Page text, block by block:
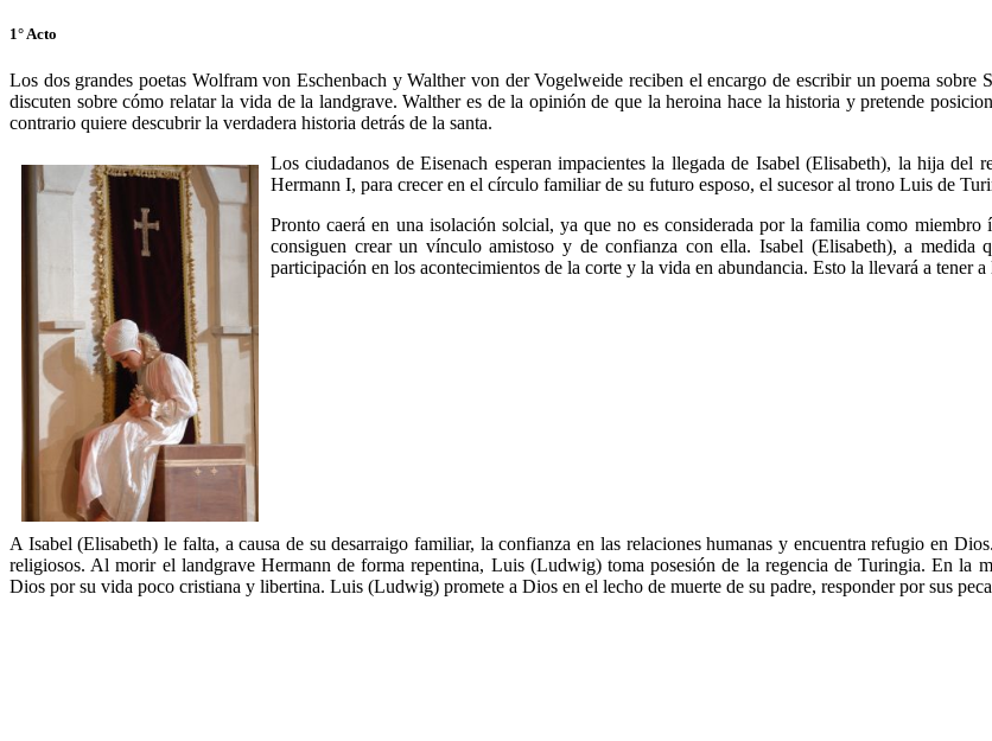
1° Acto
Los dos grandes poetas Wolfram von Eschenbach y Walther von der Vogelweide reciben el encargo de escribir un poema
discuten sobre cómo relatar la vida de la landgrave. Walther es de la opinión de que la heroina hace la historia y pretende
contrario quiere descubrir la verdadera historia detrás de la santa.
Los ciudadanos de Eisenach esperan impacientes la llegada de Isabel (Elisabeth), la hija
Hermann I, para crecer en el círculo familiar de su futuro esposo, el sucesor al trono Luis de
Pronto caerá en una isolación solcial, ya que no es considerada por la familia como
consiguen crear un vínculo amistoso y de confianza con ella. Isabel (Elisabeth), a
participación en los acontecimientos de la corte y la vida en abundancia. Esto la llevará a tener
A Isabel (Elisabeth) le falta, a causa de su desarraigo familiar, la confianza en las relaciones humanas y encuentra refugio en
religiosos. Al morir el landgrave Hermann de forma repentina, Luis (Ludwig) toma posesión de la regencia de Turingia. En la
Dios por su vida poco cristiana y libertina. Luis (Ludwig) promete a Dios en el lecho de muerte de su padre, responder por sus